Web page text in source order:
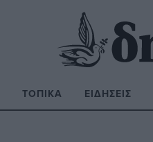
ΤΟΠΙΚΆ ΕΙΔΉΣΕΙΣ